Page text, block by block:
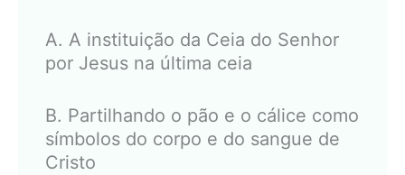
A. A instituição da Ceia do Senhor
por Jesus na última ceia
B. Partilhando o pão e o cálice como
símbolos do corpo e do sangue de
Cristo